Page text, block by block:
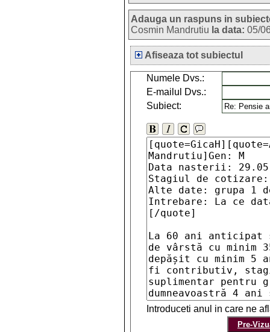
Adauga un raspuns in
Cosmin Mandrutiu la data: 05/
Afiseaza tot subiectul
Numele Dvs.:
E-mailul Dvs.:
Subiect:
Introduceti anul in care ne